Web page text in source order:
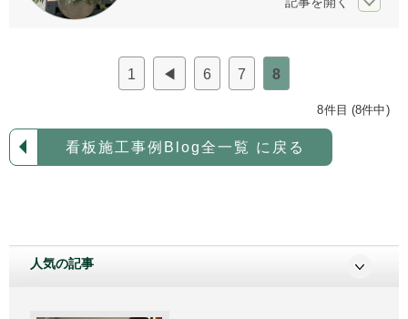
個人情報保護方針
1 ◀ 6 7 8
8件目 (8件中)
看板施工事例Blog全一覧 に戻る
人気の記事